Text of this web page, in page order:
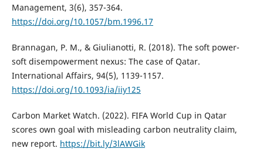
Management, 3(6), 357-364.
https://doi.org/10.1057/bm.1996.17
Brannagan, P. M., & Giulianotti, R. (2018). The soft power-
soft disempowerment nexus: The case of Qatar.
International Affairs, 94(5), 1139-1157.
https://doi.org/10.1093/ia/iiy125
Carbon Market Watch. (2022). FIFA World Cup in Qatar
scores own goal with misleading carbon neutrality claim,
new report. https://bit.ly/3lAWGik